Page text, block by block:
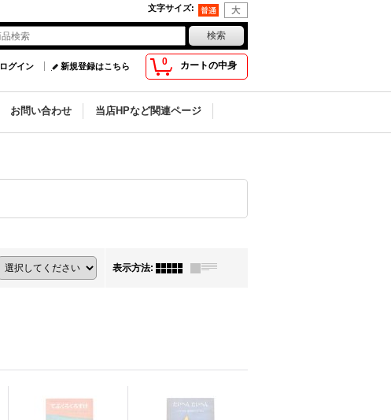
文字サイズ:
0 カートの中身
ログイン 新規登録はこちら
お問い合わせ 当店HPなど関連ページ
表示方法: